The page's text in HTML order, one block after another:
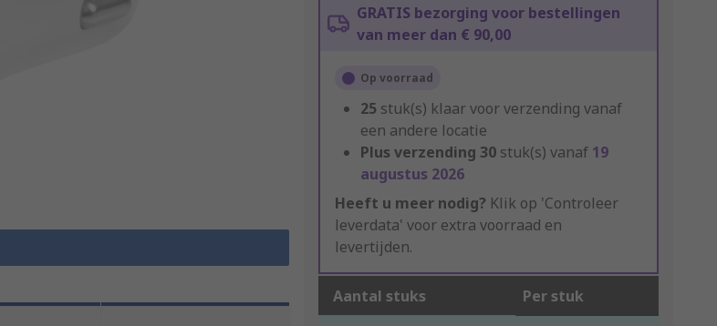
GRATIS bezorging voor bestellingen
van meer dan € 90,00
Op voorraad
25 stuk(s) klaar voor verzending vanaf
een andere locatie
Plus verzending 30 stuk(s) vanaf 19
augustus 2026
Heeft u meer nodig? Klik op 'Controleer
leverdata' voor extra voorraad en
levertijden.
Aantal stuks Per stuk